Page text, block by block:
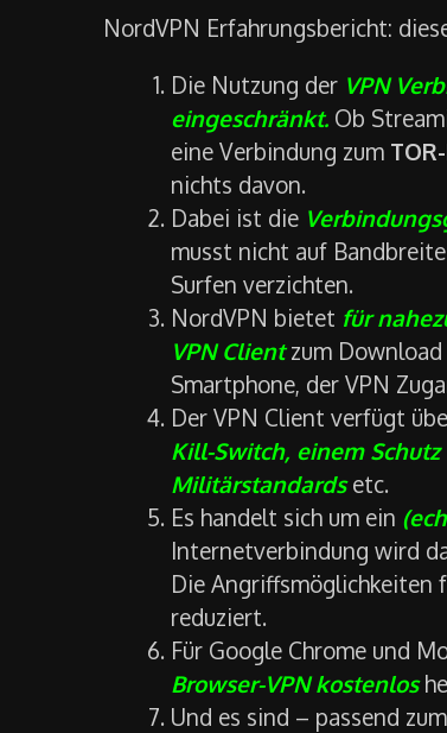
NordVPN Erfahrungsbericht:
Die Nutzung der VPN
eingeschränkt. Ob
eine Verbindung zum
nichts davon.
Dabei ist die
musst nicht auf
Surfen verzichten.
NordVPN bietet für
VPN Clientzum Download
Smartphone, der VPN
Der VPN Client verfügt
Kill-Switch, einem Schutz
Militärstandardsetc.
Es handelt sich um ein
Internetverbindung wird
Die Angriffsmöglichkeiten
reduziert.
Für Google Chrome und
Browser-VPN kostenlos
Und es sind – passend zum